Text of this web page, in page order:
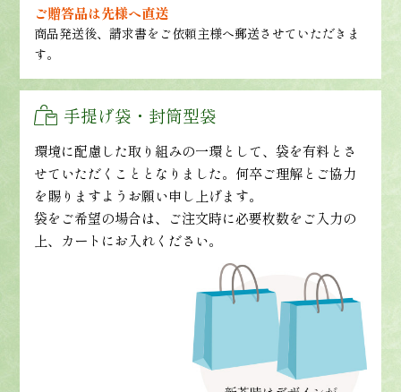
ご贈答品は先様へ直送
商品発送後、請求書をご依頼主様へ郵送させていただきま
す。
手提げ袋・封筒型袋
環境に配慮した取り組みの一環として、袋を有料とさ
せていただくこととなりました。何卒ご理解とご協力
を賜りますようお願い申し上げます。
袋をご希望の場合は、ご注文時に必要枚数をご入力の
上、カートにお入れください。